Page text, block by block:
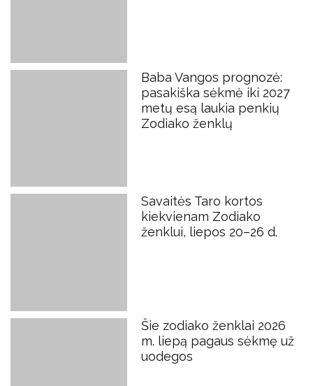
Baba Vangos prognozė:
pasakiška sėkmė iki 2027
metų esą laukia penkių
Zodiako ženklų
Savaitės Taro kortos
kiekvienam Zodiako
ženklui, liepos 20–26 d.
Šie zodiako ženklai 2026
m. liepą pagaus sėkmę už
uodegos